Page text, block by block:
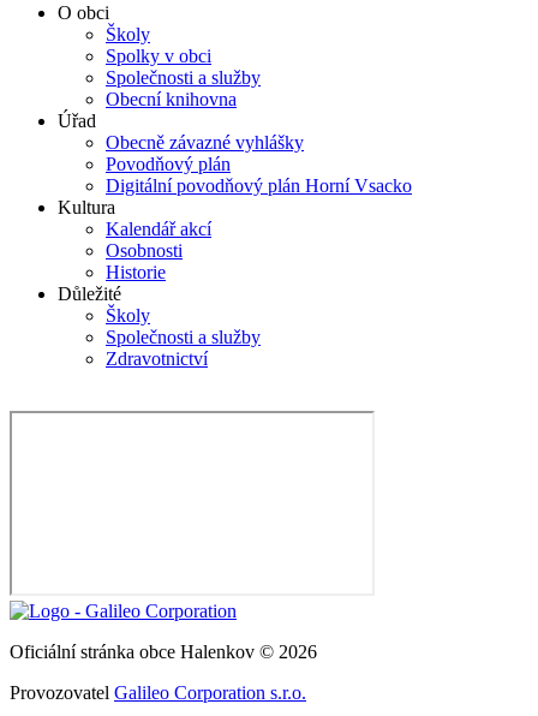
O obci
Školy
Spolky v obci
Společnosti a služby
Obecní knihovna
Úřad
Obecně závazné vyhlášky
Povodňový plán
Digitální povodňový plán Horní Vsacko
Kultura
Kalendář akcí
Osobnosti
Historie
Důležité
Školy
Společnosti a služby
Zdravotnictví
Oficiální stránka obce Halenkov © 2026
Provozovatel Galileo Corporation s.r.o.